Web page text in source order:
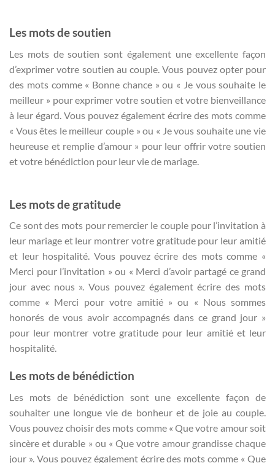
Les mots de soutien
Les mots de soutien sont également une excellente façon
d’exprimer votre soutien au couple. Vous pouvez opter pour
des mots comme « Bonne chance » ou « Je vous souhaite le
meilleur » pour exprimer votre soutien et votre bienveillance
à leur égard. Vous pouvez également écrire des mots comme
« Vous êtes le meilleur couple » ou « Je vous souhaite une vie
heureuse et remplie d’amour » pour leur offrir votre soutien
et votre bénédiction pour leur vie de mariage.
Les mots de gratitude
Ce sont des mots pour remercier le couple pour l’invitation à
leur mariage et leur montrer votre gratitude pour leur amitié
et leur hospitalité. Vous pouvez écrire des mots comme «
Merci pour l’invitation » ou « Merci d’avoir partagé ce grand
jour avec nous ». Vous pouvez également écrire des mots
comme « Merci pour votre amitié » ou « Nous sommes
honorés de vous avoir accompagnés dans ce grand jour »
pour leur montrer votre gratitude pour leur amitié et leur
hospitalité.
Les mots de bénédiction
Les mots de bénédiction sont une excellente façon de
souhaiter une longue vie de bonheur et de joie au couple.
Vous pouvez choisir des mots comme « Que votre amour soit
sincère et durable » ou « Que votre amour grandisse chaque
jour ». Vous pouvez également écrire des mots comme « Que